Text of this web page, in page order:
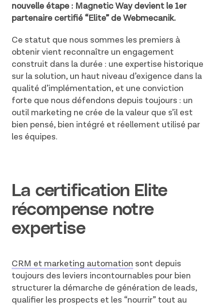
nouvelle étape : Magnetic Way devient le 1er
partenaire certifié “Elite” de Webmecanik.
Ce statut que nous sommes les premiers à
obtenir vient reconnaître un engagement
construit dans la durée : une expertise historique
sur la solution, un haut niveau d’exigence dans la
qualité d’implémentation, et une conviction
forte que nous défendons depuis toujours : un
outil marketing ne crée de la valeur que s’il est
bien pensé, bien intégré et réellement utilisé par
les équipes.
La certification Elite
récompense notre
expertise
CRM et marketing automation sont depuis
toujours des leviers incontournables pour bien
structurer la démarche de génération de leads,
qualifier les prospects et les “nourrir” tout au